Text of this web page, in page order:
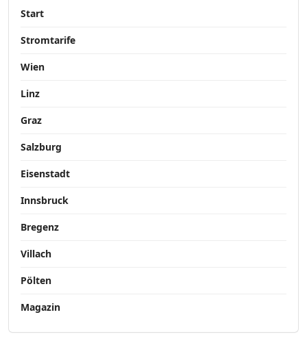
Start
Stromtarife
Wien
Linz
Graz
Salzburg
Eisenstadt
Innsbruck
Bregenz
Villach
Pölten
Magazin